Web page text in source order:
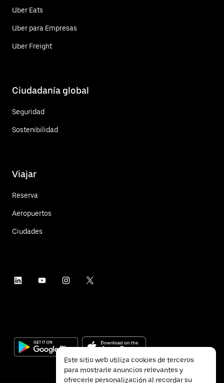
Uber Eats
Uber para Empresas
Uber Freight
Ciudadanía global
Seguridad
Sostenibilidad
Viajar
Reserva
Aeropuertos
Ciudades
Este sitio web utiliza cookies de terceros
para mostrarle anuncios relevantes y
ofrecerle personalización al recordar su